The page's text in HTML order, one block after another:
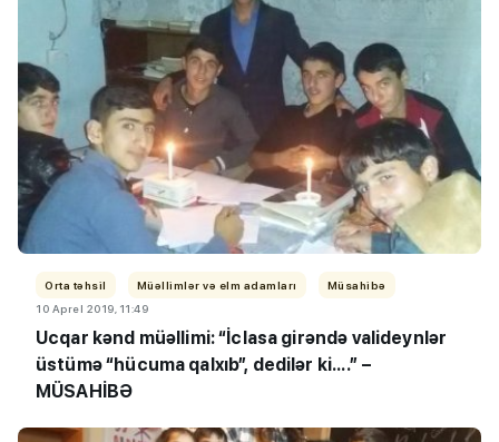
Orta təhsil Müəllimlər və elm adamları
Müsahibə
10 Aprel 2019, 11:49
Ucqar kənd müəllimi: “İclasa girəndə valideynlər
üstümə “hücuma qalxıb”, dedilər ki....” –
MÜSAHİBƏ